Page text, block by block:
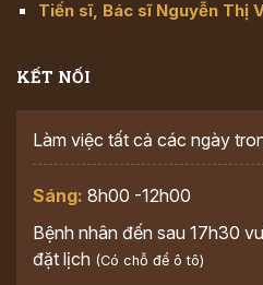
Tiến sĩ, Bác sĩ Nguyễn Thị
KẾT NỐI
Làm việc tất cả các ngày
Sáng: 8h00 -12h00
Bệnh nhân đến sau 17h30
đặt lịch (Có chỗ để ô tô)